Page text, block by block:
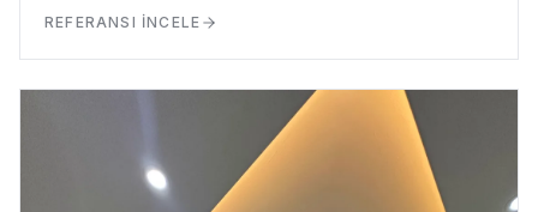
REFERANSI İNCELE